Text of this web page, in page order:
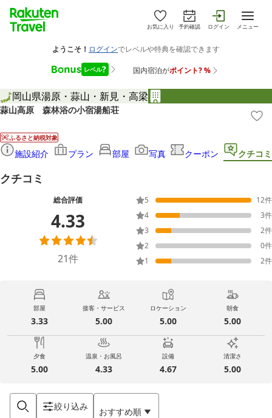
お気に入り 予約確認 ログイン メニュー
岡山県湯原・蒜山・新見・高梁
蒜山高原 森林浴の小宿湯船荘
ふるさと納税対象
施設紹介 プラン 部屋 写真 クーポン クチコミ
クチコミ
総合評価
4.33
21件
5 12件
4
3件
3
2件
2
0件
1
2件
部屋
3.33
接客・サービス
5.00
ロケーション
5.00
朝食
5.00
夕食
5.00
温泉・お風呂
4.33
設備
4.67
清潔さ
5.00
絞り込み おすすめ順